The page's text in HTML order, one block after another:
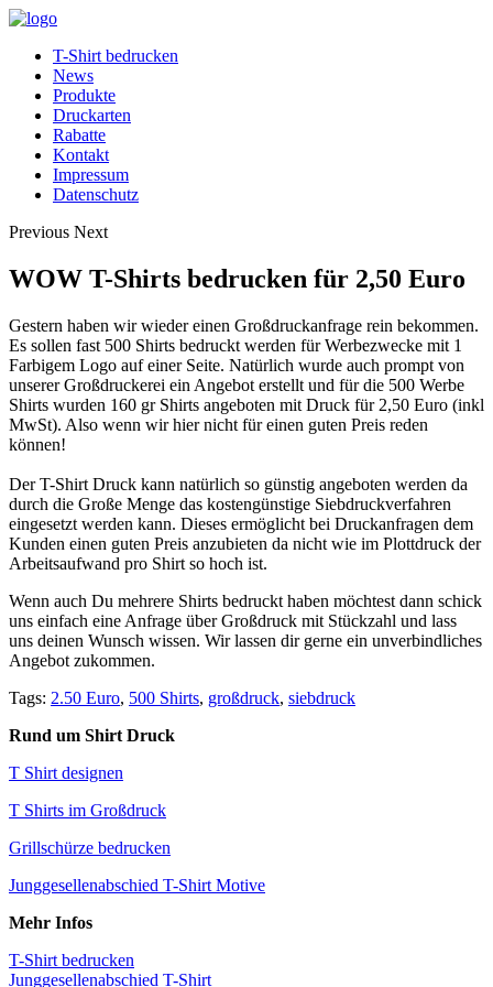
T-Shirt bedrucken
News
Produkte
Druckarten
Rabatte
Kontakt
Impressum
Datenschutz
Previous Next
WOW T-Shirts bedrucken für 2,50 Euro
Gestern haben wir wieder einen Großdruckanfrage rein bekommen.
Es sollen fast 500 Shirts bedruckt werden für Werbezwecke mit 1
Farbigem Logo auf einer Seite. Natürlich wurde auch prompt von
unserer Großdruckerei ein Angebot erstellt und für die 500 Werbe
Shirts wurden 160 gr Shirts angeboten mit Druck für 2,50 Euro (inkl
MwSt). Also wenn wir hier nicht für einen guten Preis reden
können!
Der T-Shirt Druck kann natürlich so günstig angeboten werden da
durch die Große Menge das kostengünstige Siebdruckverfahren
eingesetzt werden kann. Dieses ermöglicht bei Druckanfragen dem
Kunden einen guten Preis anzubieten da nicht wie im Plottdruck der
Arbeitsaufwand pro Shirt so hoch ist.
Wenn auch Du mehrere Shirts bedruckt haben möchtest dann schick
uns einfach eine Anfrage über Großdruck mit Stückzahl und lass
uns deinen Wunsch wissen. Wir lassen dir gerne ein unverbindliches
Angebot zukommen.
Tags: 2.50 Euro, 500 Shirts, großdruck, siebdruck
Rund um Shirt Druck
T Shirt designen
T Shirts im Großdruck
Grillschürze bedrucken
Junggesellenabschied T-Shirt Motive
Mehr Infos
T-Shirt bedrucken
Junggesellenabschied T-Shirt